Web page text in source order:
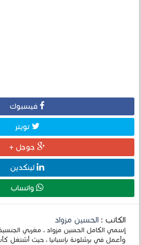
فيسبوك
تويتر
جوجل +
لينكدين
واتساب
الكاتب :الحسين مزواد
وأعمل في برشلونة بإسبانيا ، حيث أشتغل